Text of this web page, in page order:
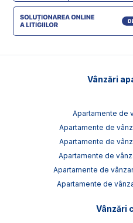
Vânzări
Apartamente de
Apartamente de
Apartamente de
Apartamente de
Apartamente de
Apartamente de
Vânzări